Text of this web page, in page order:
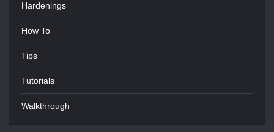
Hardenings
How To
Tips
Tutorials
Walkthrough